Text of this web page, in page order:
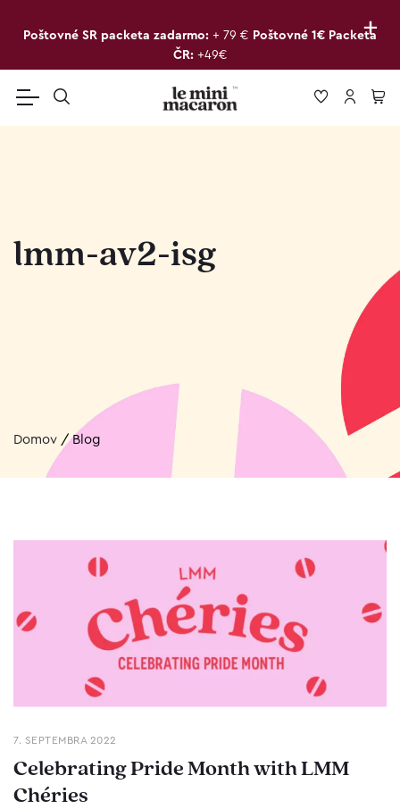
+
Poštovné SR packeta zadarmo: + 79 € Poštovné 1€ Packeta
ČR: +49€
lmm-av2-isg
Domov /Blog
7. SEPTEMBRA 2022
Celebrating Pride Month with LMM
Chéries